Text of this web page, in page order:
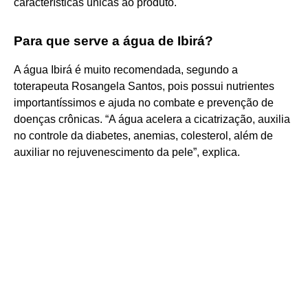
Para que serve a água de Ibirá?
A água Ibirá é muito recomendada, segundo a
toterapeuta Rosangela Santos, pois possui nutrientes
importantíssimos e ajuda no combate e prevenção de
doenças crônicas. “A água acelera a cicatrização, auxilia
no controle da diabetes, anemias, colesterol, além de
auxiliar no rejuvenescimento da pele”, explica.